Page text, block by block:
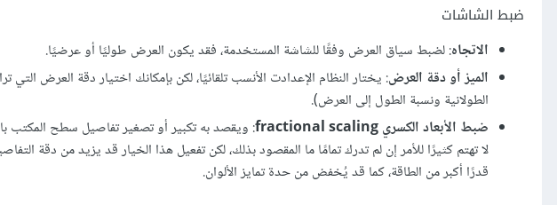
ضبط الشاشات
الاتجاه: لضبط سياق العرض وفقًا للشاشة المستخدمة، فقد يكون العرض طوليًا أو عرضيًا.
الميز أو دقة العرض: يختار النظام اﻹعدادت اﻷنسب تلقائيًا، لكن بإمكانك اختيار دقة العرض
الطولانية ونسبة الطول إلى العرض).
ضبط اﻷبعاد الكسري fractional scaling
: ويقصد به تكبير أو تصغير تفاصيل سطح المكتب
لا تهتم كثيرًا للأمر إن لم تدرك تمامًا ما المقصود بذلك، لكن تفعيل هذا الخيار قد يزيد من دقة
قدرًا أكبر من الطاقة، كما قد يُخفض من حدة تمايز اﻷلوان.